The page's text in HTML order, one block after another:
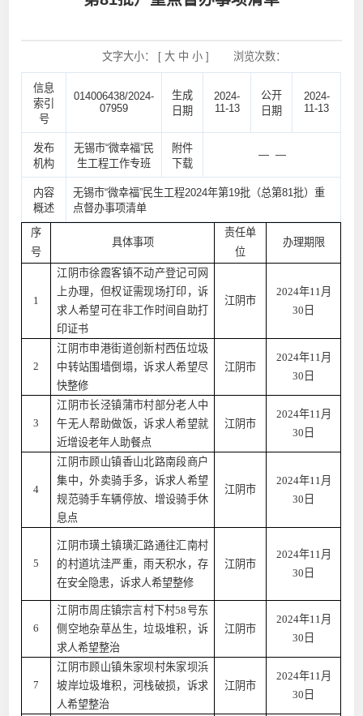
文字大小： [ 大 中 小] 浏览次数：
信息
索引
号
014006438/2024-
07959
生成
日期
2024-
11-13
公开
日期
2024-
11-13
发布
机构
无锡市“微幸福”民
生工程工作专班
附件
下载
— —
内容
概述
无锡市“微幸福”民生工程2024年第19批（总第81批）重
点督办事项清单
序
号
具体事项
责任单
位
办理期限
1
江阴市徐霞客镇不动产登记可网
上办理，但权证需现场打印，诉
求人希望可在非工作时间自助打
印证书
江阴市
2024年11月
30日
2
江阴市申港街道创新村西伍垃圾
中转站围墙倒塌，诉求人希望尽
快整修
江阴市
2024年11月
30日
3
江阴市长泾镇蒲市村部分老人中
午无人帮助做饭，诉求人希望就
近增设老年人助餐点
江阴市
2024年11月
30日
4
江阴市顾山镇香山北路南段商户
集中，外卖骑手多，诉求人希望
规范骑手车辆停放、增设骑手休
息点
江阴市
2024年11月
30日
5
江阴市璜土镇璜汇路通往汇南村
的村道坑洼严重，雨天积水，存
在安全隐患，诉求人希望整修
江阴市
2024年11月
30日
6
江阴市周庄镇宗言村下村58号东
侧空地杂草丛生，垃圾堆积，诉
求人希望整治
江阴市
2024年11月
30日
7
江阴市顾山镇朱家坝村朱家坝浜
坡岸垃圾堆积，河栈破损，诉求
人希望整治
江阴市
2024年11月
30日